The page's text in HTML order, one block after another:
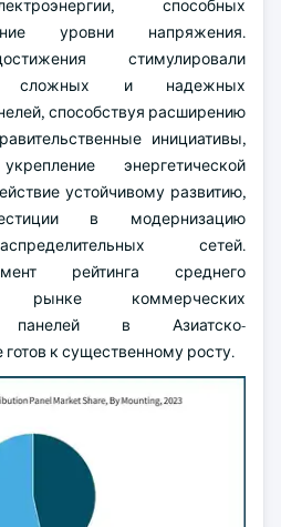
способных
уровни напряжения.
стимулировали
сложных и надежных
способствуя расширению
инициативы,
энергетической
устойчивому развитию,
в модернизацию
сетей.
рейтинга среднего
коммерческих
панелей в Азиатско-
к существенному росту.